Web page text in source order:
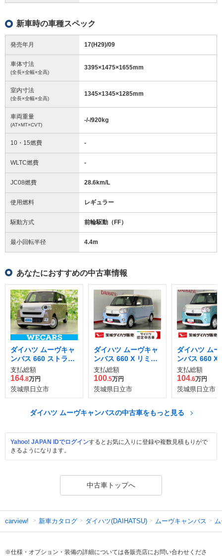
新車時の車種スペック
発売年月 17(H29)/09
車体寸法
(全長×全幅×全高)
3395×1475×1655mm
室内寸法
(全長×全幅×全高)
1345×1345×1285mm
車両重量
(AT×MT×CVT)
-/-/920kg
10・15燃費 -
WLTC燃費 -
JC08燃費 28.6km/L
使用燃料 レギュラー
駆動方式 前輪駆動（FF）
最小回転半径 4.4m
あなたにおすすめの中古車情報
ダイハツ ムーヴキャ
ンバス 660 ストライ
プス G
支払総額
164.8万円
茨城県日立市
ダイハツ ムーヴキャ
ンバス 660 X リミテ
ッド メイクアップ S
AII
支払総額
100.5万円
茨城県日立市
ダイハツ ム
ンバス 660 X
支払総額
104.6万円
茨城県日立市
ダイハツ ムーヴキャンバスの中古車をもっと見る
Yahoo! JAPAN IDでログインするとお気に入りに登録や複数見積もりがで
きるようになります。
中古車トップへ
carview! 新車カタログ ダイハツ(DAIHATSU) ムーヴキャンバス
※仕様・オプション・装備の詳細については各販売店にお問い合わせくださ